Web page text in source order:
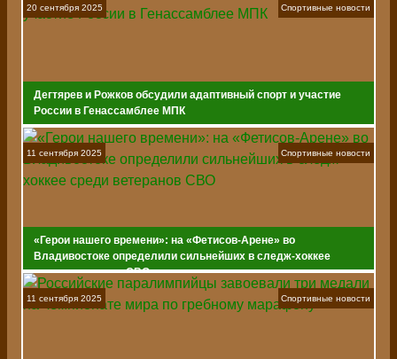
20 сентября 2025
Дегтярев и Рожков обсудили адаптивный спорт и участие
России в Генассамблее МПК
Спортивные новости
11 сентября 2025
«Герои нашего времени»: на «Фетисов-Арене» во
Владивостоке определили сильнейших в следж-хоккее
среди ветеранов СВО
Спортивные новости
11 сентября 2025 Спортивные новости